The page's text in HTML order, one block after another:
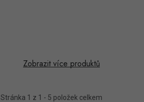
Zobrazit více produktů
Stránka 1 z 1 - 5 položek celkem